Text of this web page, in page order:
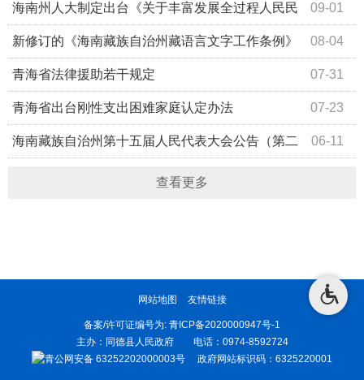
09-01
海南州人大制定出台《关于丰富发展全过程人民民
主海南实践的决定》 08-04
新修订的《海南藏族自治州藏语言文字工作条例》
正式施行 07-31
青海省法律援助若干规定
07-23
青海省出台刚性支出困难家庭认定办法
06-11
海南藏族自治州第十五届人民代表大会公告（第二
查看更多
网站地图 友情链接
备案/许可证编号为: 青ICP备2020000947号-1
主办：同德县人民政府 电话：0974-8592724
青公网安备 63252202000003号 政府网站标识码：6325220001